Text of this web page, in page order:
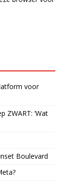
voor
ZWART: ‘Wat
Boulevard